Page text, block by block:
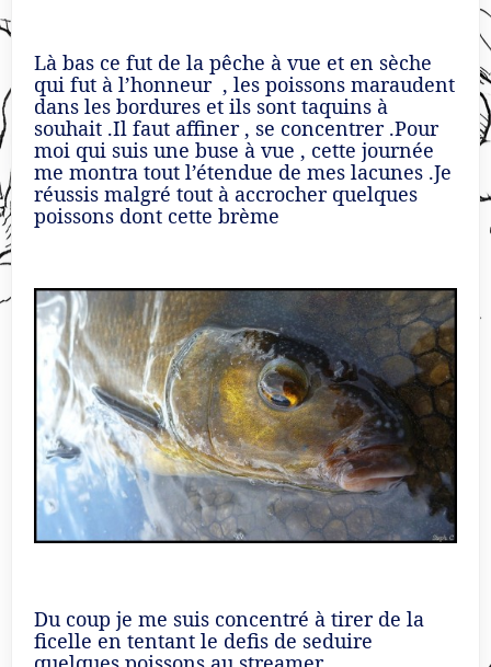
Là bas ce fut de la pêche à vue et en sèche
qui fut à l’honneur , les poissons maraudent
dans les bordures et ils sont taquins à
souhait .Il faut affiner , se concentrer .Pour
moi qui suis une buse à vue , cette journée
me montra tout l’étendue de mes lacunes .Je
réussis malgré tout à accrocher quelques
poissons dont cette brème
Du coup je me suis concentré à tirer de la
ficelle en tentant le defis de seduire